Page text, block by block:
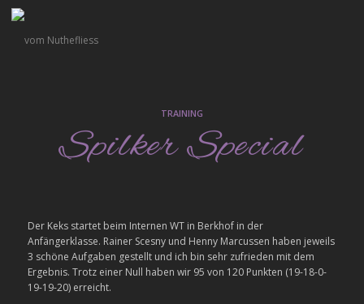
TRAINING
Spilker Special
Der Keks startet beim Internen WT in Berkhof in der
Anfängerklasse. Rainer Scesny und Henny Marcussen haben jeweils
3 schöne Aufgaben gestellt und ich bin sehr zufrieden mit dem
Ergebnis. Trotz einer Null haben wir 95 von 120 Punkten (19-18-0-
19-19-20) erreicht.